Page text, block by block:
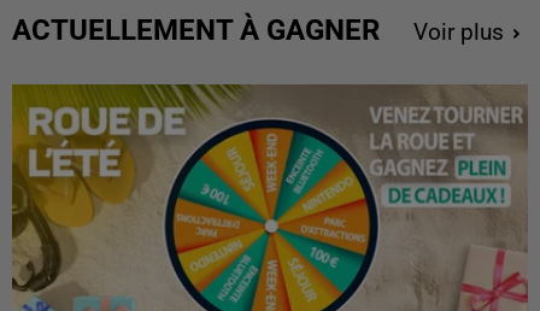
ACTUELLEMENT À GAGNER Voir plus